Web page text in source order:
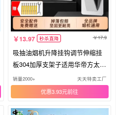
13.97 秒杀直降 17.9
吸抽油烟机升降挂钩调节伸缩挂
板304加厚支架子适用华帝方太老
板
销量2000+ 天天特卖工厂
优惠3.93元